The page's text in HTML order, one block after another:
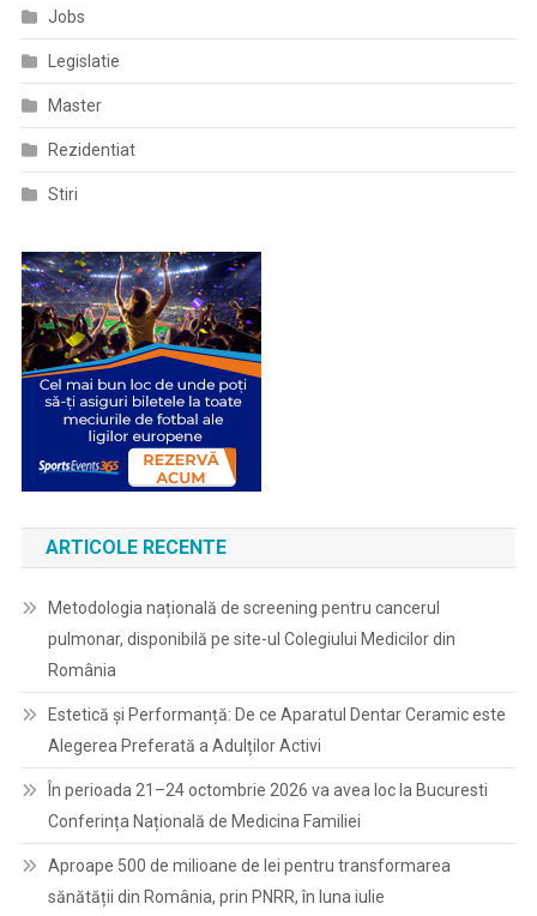
Jobs
Legislatie
Master
Rezidentiat
Stiri
ARTICOLE RECENTE
Metodologia națională de screening pentru cancerul
pulmonar, disponibilă pe site-ul Colegiului Medicilor din
România
Estetică și Performanță: De ce Aparatul Dentar Ceramic este
Alegerea Preferată a Adulților Activi
În perioada 21–24 octombrie 2026 va avea loc la Bucuresti
Conferința Națională de Medicina Familiei
Aproape 500 de milioane de lei pentru transformarea
sănătății din România, prin PNRR, în luna iulie